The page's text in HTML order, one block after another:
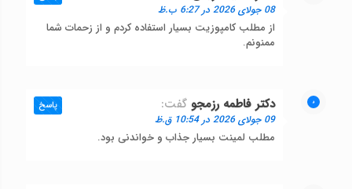
08 جولای 2026 در 6:27 ب.ظ
از مطلب کامپوزیت بسیار استفاده کردم و از زحمات شما
ممنونم.
دکتر فاطمه رزمجو گفت:
09 جولای 2026 در 10:54 ق.ظ
مطلب لمینت بسیار جذاب و خواندنی بود.
پاسخ